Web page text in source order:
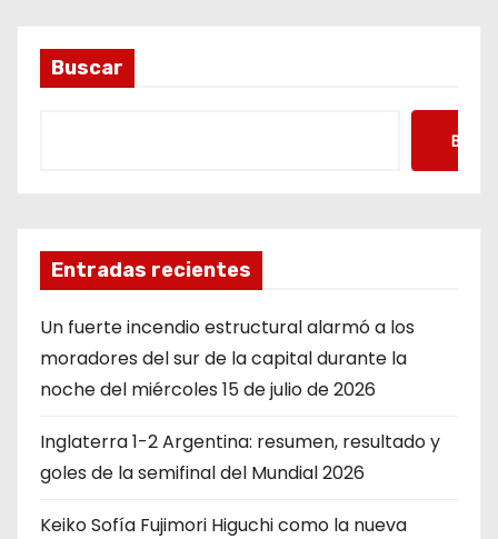
Buscar
Entradas recientes
Un fuerte incendio estructural alarmó a los
moradores del sur de la capital durante la
noche del miércoles 15 de julio de 2026
Inglaterra 1-2 Argentina: resumen, resultado y
goles de la semifinal del Mundial 2026
Keiko Sofía Fujimori Higuchi como la nueva